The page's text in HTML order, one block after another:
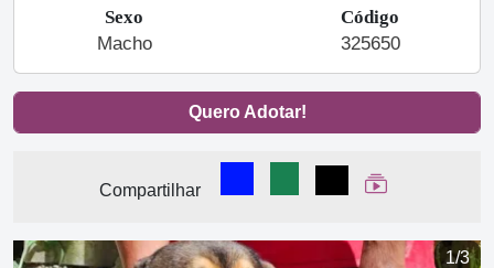
Sexo
Macho
Código
325650
Quero Adotar!
Compartilhar
Compartilhar no Facebook
Compartilhar no
Compartilhar
Ver Web Story
1/3